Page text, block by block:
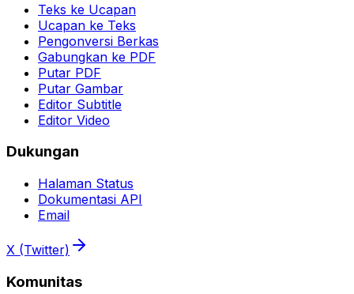
Teks ke Ucapan
Ucapan ke Teks
Pengonversi Berkas
Gabungkan ke PDF
Putar PDF
Putar Gambar
Editor Subtitle
Editor Video
Dukungan
Halaman Status
Dokumentasi API
Email
X (Twitter)
Komunitas